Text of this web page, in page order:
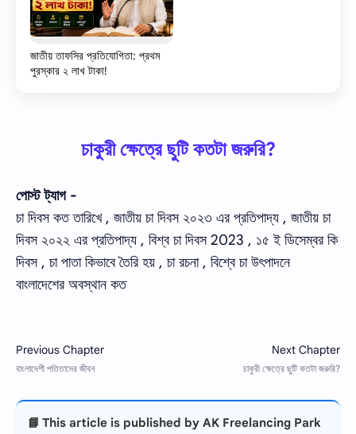
জাতীয় তাফসির প্রতিযোগিতা: প্রথম
পুরস্কার ২ লাখ টাকা!
চাকুরী ক্ষেত্রে ছুটি কতটা জরুরি?
পোস্ট ট্যাগ -
চা দিবস কত তারিখে , জাতীয় চা দিবস ২০২৩ এর প্রতিপাদ্য , জাতীয় চা
দিবস ২০২২ এর প্রতিপাদ্য , বিশ্ব চা দিবস 2023 , ১৫ ই ডিসেম্বর কি
দিবস , চা পাতা কিভাবে তৈরি হয় , চা রচনা , বিশ্বে চা উৎপাদনে
বাংলাদেশের অবস্থান কত
📘 This article is published by AK Freelancing Park